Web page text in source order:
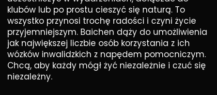
klubów lub po prostu cieszyć się naturą. To
wszystko przynosi trochę radości i czyni życie
przyjemniejszym. Baichen dąży do umożliwienia
jak największej liczbie osób korzystania z ich
wózków inwalidzkich z napędem pomocniczym.
Chcą, aby każdy mógł żyć niezależnie i czuć się
niezależny.